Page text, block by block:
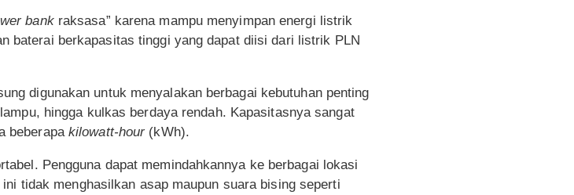
bankraksasa” karena mampu menyimpan energi listrik
baterai berkapasitas tinggi yang dapat diisi dari listrik PLN
digunakan untuk menyalakan berbagai kebutuhan penting
hingga kulkas berdaya rendah. Kapasitasnya sangat
beberapa kilowatt-hour(kWh).
Pengguna dapat memindahkannya ke berbagai lokasi
tidak menghasilkan asap maupun suara bising seperti